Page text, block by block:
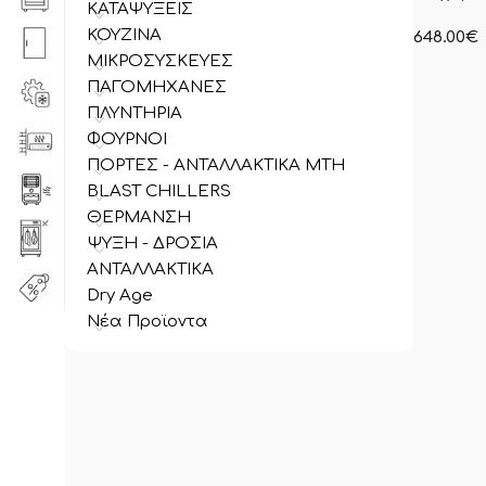
ΚΑΤΑΨΥΞΕΙΣ
ΚΟΥΖΙΝΑ
ΜΙΚΡΟΣΥΣΚΕΥΕΣ
ΠΑΓΟΜΗΧΑΝΕΣ
ΠΛΥΝΤΗΡΙΑ
ΦΟΥΡΝΟΙ
ΠΟΡΤΕΣ - ΑΝΤΑΛΛΑΚΤΙΚΑ MTH
BLAST CHILLERS
ΘΕΡΜΑΝΣΗ
ΨΥΞΗ - ΔΡΟΣΙΑ
ΑΝΤΑΛΛΑΚΤΙΚΑ
Dry Age
Νέα Προϊοντα
648.00€